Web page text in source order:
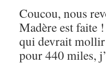
Coucou, nous
Madère est faite
qui devrait mollir
pour 440 miles,